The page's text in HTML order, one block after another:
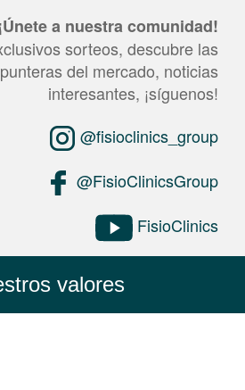
a nuestra comunidad!
sorteos, descubre las
del mercado, noticias
interesantes, ¡síguenos!
@fisioclinics_group
@FisioClinicsGroup
FisioClinics
valores